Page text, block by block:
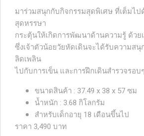
มาร่วมสนุกกับกิจกรรมสุดพิเศษ ที่เต็มไป
สุดหรรษา
กระตุ้นให้เกิดการพัฒนาด้านความรู้ ด้วย
ซึ่งเจ้าตัวน้อยวัยหัดเดินจะได้รับความสนุ
ลิดเพลิน
ไปกับการเข็น และการฝึกเดินสำรวจรอ
ขนาดสินค้า : 37.49 x 38 x 57 ซม
น้ำหนัก : 3.68 กิโลกรัม
สำหรับเด็กอายุ 18 เดือนขึ้นไป
ราคา 3,490 บาท